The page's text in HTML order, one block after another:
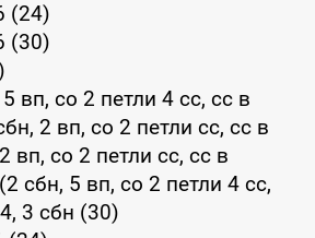
(24)
(30)
вп, со 2 петли 4 сс, сс в
2 вп, со 2 петли сс, сс в
вп, со 2 петли сс, сс в
сбн, 5 вп, со 2 петли 4 сс,
3 сбн (30)